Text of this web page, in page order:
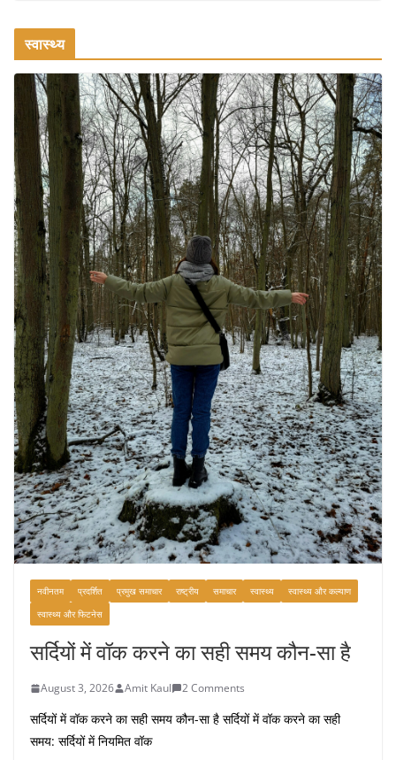
ऑफबीट समर डेस्टिनेशन: गर्मियों के लिए 7 बेहतरीन ठंडी जगहें – भीड़ से
दूर छुट्टियां
August 2, 2026 1 Comment
भारत में दर्शनीय 10 सबसे प्रसिद्ध मंदिर:
आस्था, इतिहास और वास्तुकला के अद्भुत
प्रतीक
August 9, 2026 0 Comments
स्वास्थ्य
नवीनतम प्रदर्शित प्रमुख समाचार राष्ट्रीय समाचार स्वास्थ्य
स्वास्थ्य और कल्याण
स्वास्थ्य और फिटनेस
सर्दियों में वॉक करने का सही समय कौन-सा है
August 3, 2026 Amit Kaul 2 Comments
सर्दियों में वॉक करने का सही समय कौन-सा है सर्दियों में वॉक करने का सही
समय: सर्दियों में नियमित वॉक